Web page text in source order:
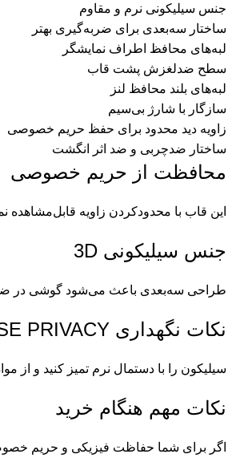
جنس سیلیکونی نرم و مقاوم
ساختار سه‌بعدی برای ضربه‌گیری بهتر
لبه‌های محافظ اطراف نمایشگر
سطح ضدلغزش پشت قاب
لبه‌های بلند محافظ لنز
سازگار با شارژ بی‌سیم
زاویه دید محدود برای حفظ حریم خصوصی
ساختار ضدچربی و ضد اثر انگشت
محافظت از حریم خصوصی
این قاب با محدودکردن زاویه
جنس سیلیکونی 3D
طراحی سه‌بعدی باعث می‌شود گوشی در
نکات نگهداری 3D SILICONE PLUSE PRIVACY
سیلیکون را با دستمال نرم تمیز کنید و از
نکات مهم هنگام خرید
اگر برای شما حفاظت فیزیکی و حریم